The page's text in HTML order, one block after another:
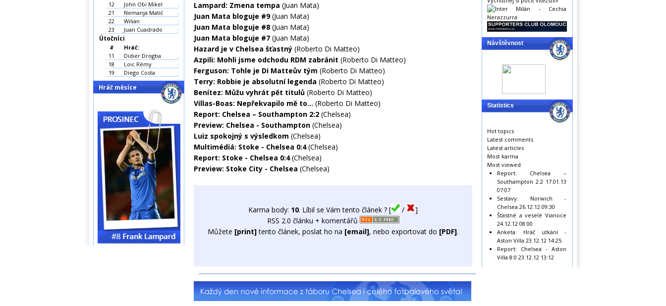
Lampard: Zmena tempa (Juan Mata)
Juan Mata bloguje #9 (Juan Mata)
Juan Mata bloguje #8 (Juan Mata)
Juan Mata bloguje #7 (Juan Mata)
Hazard je v Chelsea šťastný (Roberto Di Matteo)
Azpili: Mohli jsme odchodu RDM zabránit (Roberto Di Matteo)
Ferguson: Tohle je Di Matteův tým (Roberto Di Matteo)
Terry: Robbie je absolutní legenda (Roberto Di Matteo)
Benítez: Můžu vyhrát pět titulů (Roberto Di Matteo)
Villas-Boas: Nepřekvapilo mě to... (Roberto Di Matteo)
Report: Chelsea – Southampton 2:2 (Chelsea)
Preview: Chelsea - Southampton (Chelsea)
Luiz spokojný s výsledkom (Chelsea)
Multimédiá: Stoke - Chelsea 0:4 (Chelsea)
Report: Stoke - Chelsea 0:4 (Chelsea)
Preview: Stoke City - Chelsea (Chelsea)
Karma body: 10. Líbil se Vám tento článek ? [ /
]
RSS 2.0 článku + komentářů
Můžete [print]tento článek, poslat ho na [email], nebo exportovat do [PDF].
12
John Obi Mikel
21
Nemanja Matić
22
Wilian
23
Juan Cuadrado
Útočníci
#
Hráč:
11
Didier Drogba
18
Loic Rémy
19
Diego Costa
Hráč měsíce
Návštěvnost
Statistics
Hot topics
Latest comments
Latest articles
Most karma
Most viewed
Report: Chelsea –
Southampton 2:2 17.01.13
07:07
Sestavy: Norwich -
Chelsea 26.12.12 09:30
Šťastné a veselé Vianoce
24.12.12 08:00
Anketa: Hráč utkání -
Aston Villa 23.12.12 14:25
Report: Chelsea - Aston
Villa 8:0 23.12.12 13:12